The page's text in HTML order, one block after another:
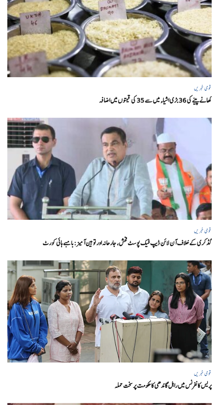
قومی خبریں
کھانے پینے کی 36 بڑی اشیاء میں سے 35 کی قیمتوں میں اضافہ
قومی خبریں
گڈکری کے خلاف آن لائن ڈیپ فیک پوسٹ فحش، جارحانہ اور توہین آمیز:بامبے ہائی کورٹ
قومی خبریں
پریس کانفرنس میں راہل گاندھی کا حکومت پر سخت حملہ